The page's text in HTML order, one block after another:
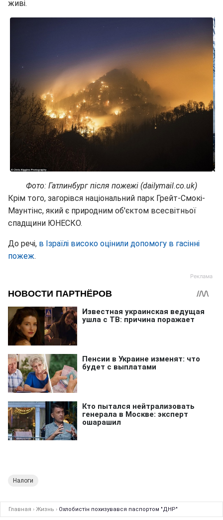
живі.
Фото: Гатлинбург після пожежі (dailymail.co.uk)
Крім того, загорівся національний парк Грейт-Смокі-
Маунтінс, який є природним об'єктом всесвітньої
спадщини ЮНЕСКО.
До речі, в Ізраїлі високо оцінили допомогу в гасінні
пожеж.
Налоги
Главная › Жизнь › Охлобистін похизувався паспортом "ДНР"